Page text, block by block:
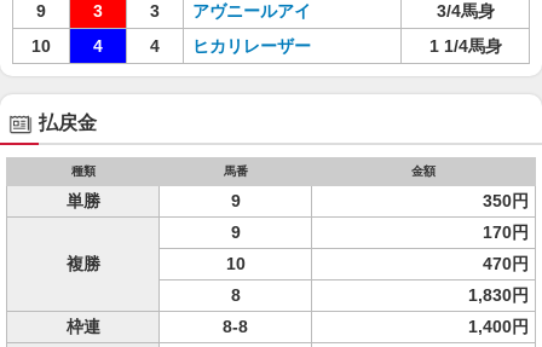
9
3 3 アヴニールアイ
3/4馬身
10
4 4 ヒカリレーザー 1 1/4馬身
払戻金
種類 馬番 金額
単勝 9 350円
複勝
9
170円
10
470円
8
1,830円
枠連
8-8
1,400円